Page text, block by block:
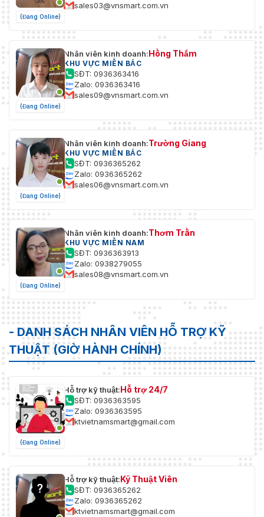
(Đang Online)
sales03@vnsmart.com.vn
(Đang Online)
Nhân viên kinh doanh:Hồng Thắm
KHU VỰC MIỀN BẮC
SĐT: 0936363416
Zalo: 0936363416
sales09@vnsmart.com.vn
(Đang Online)
Nhân viên kinh doanh:Trường Giang
KHU VỰC MIỀN BẮC
SĐT: 0936365262
Zalo: 0936365262
sales06@vnsmart.com.vn
(Đang Online)
Nhân viên kinh doanh:Thơm Trần
KHU VỰC MIỀN NAM
SĐT: 0936363913
Zalo: 0938279055
sales08@vnsmart.com.vn
- DANH SÁCH NHÂN VIÊN HỖ TRỢ KỸ
THUẬT (GIỜ HÀNH CHÍNH)
(Đang Online)
Hỗ trợ kỹ thuật:Hỗ trợ 24/7
SĐT: 0936363595
Zalo: 0936363595
ktvietnamsmart@gmail.com
Hỗ trợ kỹ thuật:Kỹ Thuật Viên
SĐT: 0936365262
Zalo: 0936365262
ktvietnamsmart@gmail.com